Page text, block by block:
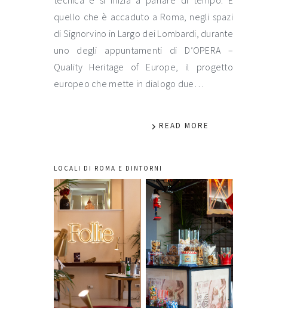
quello che è accaduto a Roma, negli spazi
di Signorvino in Largo dei Lombardi, durante
uno degli appuntamenti di D’OPERA –
Quality Heritage of Europe, il progetto
europeo che mette in dialogo due…
READ MORE
LOCALI DI ROMA E DINTORNI